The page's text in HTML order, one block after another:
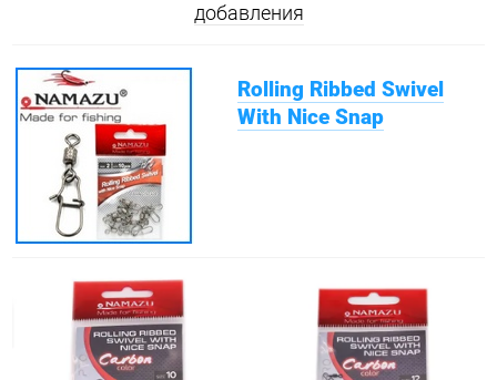
добавления
Rolling Ribbed Swivel
With Nice Snap